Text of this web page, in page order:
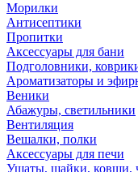
Морилки
Антисептики
Пропитки
Аксессуары для бани
Подголовники,
Ароматизаторы и
Веники
Абажуры, светильники
Вентиляция
Вешалки, полки
Аксессуары для печи
Ушаты, шайки, ковши,